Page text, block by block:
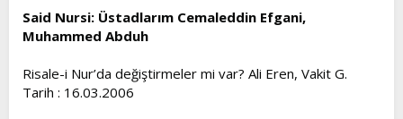
Said Nursi: Üstadlarım Cemaleddin Efgani,
Muhammed Abduh
Risale-i Nur’da değiştirmeler mi var? Ali Eren, Vakit G.
Tarih : 16.03.2006